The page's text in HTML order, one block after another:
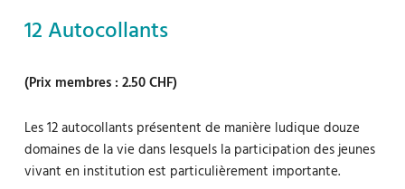
12 Autocollants
(Prix membres : 2.50 CHF)
Les 12 autocollants présentent de manière ludique douze
domaines de la vie dans lesquels la participation des jeunes
vivant en institution est particulièrement importante.